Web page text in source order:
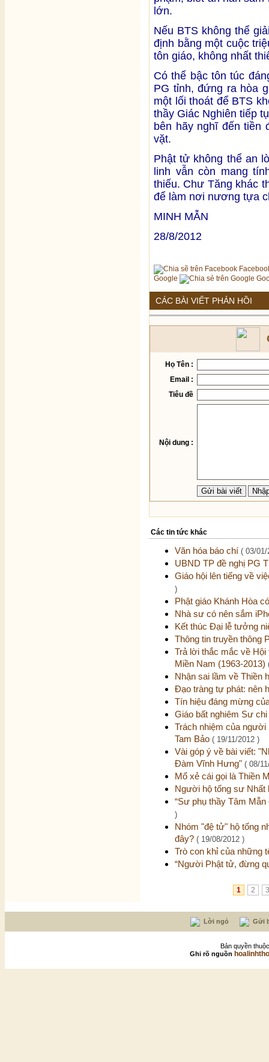
lớn.
Nếu BTS không thể
định bằng một cuộc
tôn giáo, không nhất
Có thể bậc tôn túc
PG tỉnh, đứng ra hòa
một lối thoát để BTS
thầy Giác Nghiên tiếp
bên hãy nghĩ đến tiền
vặt.
Phật tử không thể an
linh vẫn còn mang
thiếu. Chư Tăng khác
để làm nơi nương tựa
MINH MẪN
28/8/2012
Google
CÁC BÀI VIẾT PHẢN HỒI
Họ Tên :
Email :
Tiêu đề
Nội dung :
Các tin tức khác
Văn hóa báo chí ( 03/01/
UBND TP đề nghị PG
Giáo hội lên tiếng về
)
Phật giáo Khánh Hòa
Nhà sư có nên sắm
Kết thúc Đại lễ tưởng
Thông tin truyền thông
Trả lời thắc mắc về Hội
Miền Nam (1963-2013)
Nhận sai lầm về Thiền
Đạo tràng tự phát: nên
Tín hiệu đáng mừng
Giáo bất nghiêm Sư
Trách nhiệm của
Tam Bảo ( 19/11/2012 )
Vài góp ý về bài viết:
Đàm Vĩnh Hưng" ( 08/
Mổ xẻ cái gọi là Thiền
Người hộ tống sư Nhất
“Sư phụ thầy Tâm
)
Nhóm "đệ tử" hộ tống
đây? ( 19/08/2012 )
Trò con khỉ của những
“Người Phật tử, đừng
1 2 3
Lời ngỏ Gửi
Bản quyền
Ghi rõ nguồn